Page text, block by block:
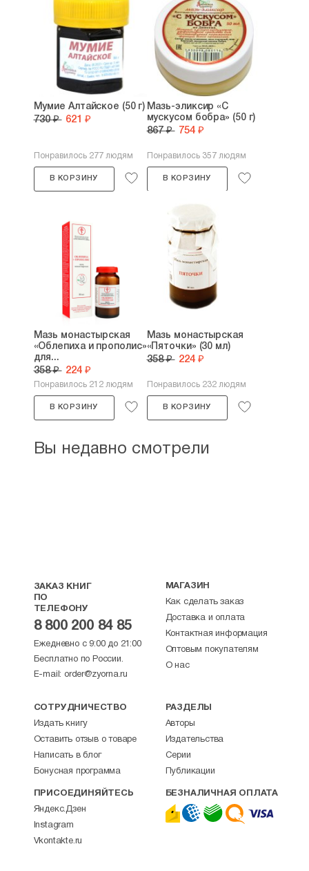
Мумие Алтайское (50 г)
730 ₽ 621 ₽
Понравилось 277 людям
В КОРЗИНУ
Мазь-эликсир «С
мускусом бобра» (50 г)
867 ₽ 754 ₽
Понравилось 357 людям
В КОРЗИНУ
Мазь монастырская
«Облепиха и прополис»
для...
358 ₽ 224 ₽
Понравилось 212 людям
В КОРЗИНУ
Мазь монастырская
«Пяточки» (30 мл)
358 ₽ 224 ₽
Понравилось 232 людям
В КОРЗИНУ
Вы недавно смотрели
ЗАКАЗ КНИГ
ПО
ТЕЛЕФОНУ
8 800 200 84 85
Ежедневно с 9:00 до 21:00
Бесплатно по России.
E-mail: order@zyorna.ru
МАГАЗИН
Как сделать заказ
Доставка и оплата
Контактная информация
Оптовым покупателям
О нас
СОТРУДНИЧЕСТВО
Издать книгу
Оставить отзыв о товаре
Написать в блог
Бонусная программа
РАЗДЕЛЫ
Авторы
Издательства
Серии
Публикации
ПРИСОЕДИНЯЙТЕСЬ
Яндекс.Дзен
Instagram
Vkontakte.ru
БЕЗНАЛИЧНАЯ ОПЛАТА